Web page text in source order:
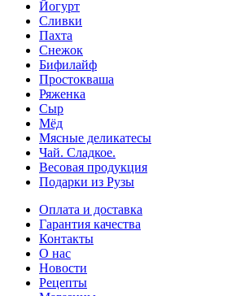
Йогурт
Сливки
Пахта
Снежок
Бифилайф
Простокваша
Ряженка
Сыр
Мёд
Мясные деликатесы
Чай. Сладкое.
Весовая продукция
Подарки из Рузы
Оплата и доставка
Гарантия качества
Контакты
О нас
Новости
Рецепты